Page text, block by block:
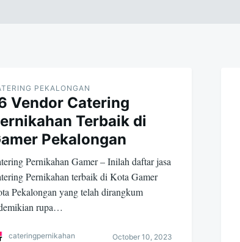
PEKALONGAN
Vendor Catering
Terbaik di
Pekalongan
Pernikahan Gamer – Inilah daftar jasa
Pernikahan terbaik di Kota Gamer
Pekalongan yang telah dirangkum
rupa…
cateringpernikahan October 10, 2023